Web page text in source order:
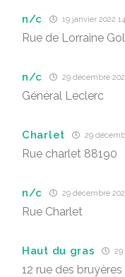
n/c 19 janvier 2022
Rue de Lorraine
n/c 29 décembre
Général Leclerc
Charlet 29
Rue charlet 88190
n/c 29 décembre
Rue Charlet
Haut du gras 29
12 rue des bruyères